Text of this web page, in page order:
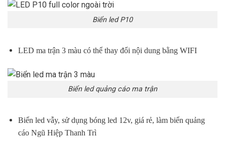
Biển led P10
LED ma trận 3 màu có thể thay đổi nội dung bằng WIFI
Biển led quảng cáo ma trận
Biển led vẫy, sử dụng bóng led 12v, giá rẻ, làm biển quảng
cáo Ngũ Hiệp Thanh Trì